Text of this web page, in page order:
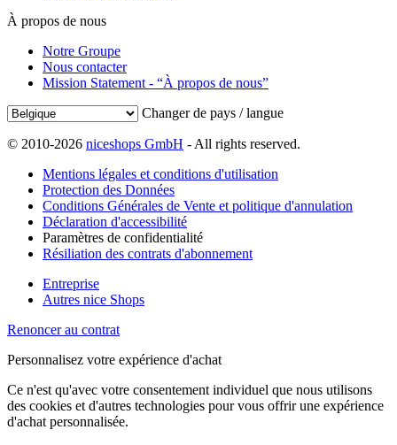
À propos de nous
Notre Groupe
Nous contacter
Mission Statement - “À propos de nous”
Changer de pays / langue
© 2010-2026 niceshops GmbH - All rights reserved.
Mentions légales et conditions d'utilisation
Protection des Données
Conditions Générales de Vente et politique d'annulation
Déclaration d'accessibilité
Paramètres de confidentialité
Résiliation des contrats d'abonnement
Entreprise
Autres nice Shops
Renoncer au contrat
Personnalisez votre expérience d'achat
Ce n'est qu'avec votre consentement individuel que nous utilisons
des cookies et d'autres technologies pour vous offrir une expérience
d'achat personnalisée.